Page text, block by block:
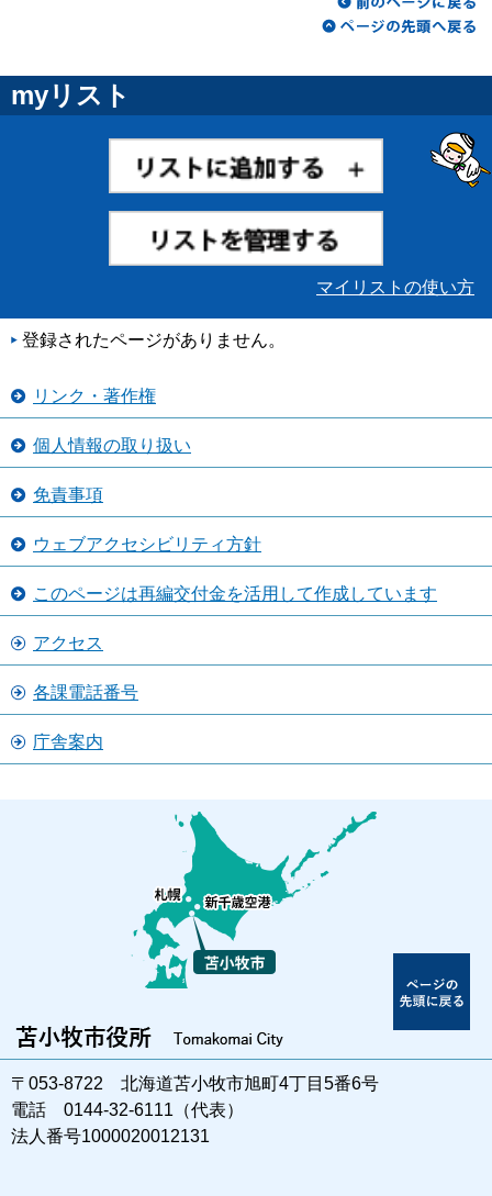
myリスト
マイリストの使い方
登録されたページがありません。
リンク・著作権
個人情報の取り扱い
免責事項
ウェブアクセシビリティ方針
このページは再編交付金を活用して作成しています
アクセス
各課電話番号
庁舎案内
〒053-8722 北海道苫小牧市旭町4丁目5番6号
電話 0144-32-6111（代表）
法人番号1000020012131